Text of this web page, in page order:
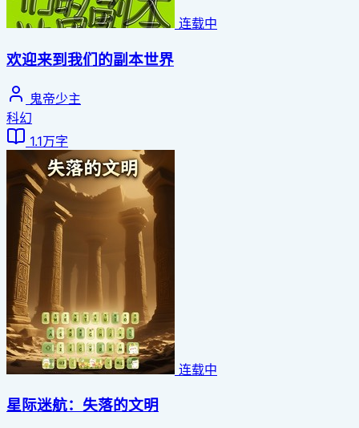
连载中
欢迎来到我们的副本世界
鬼帝少主
科幻
1.1万字
连载中
星际迷航：失落的文明